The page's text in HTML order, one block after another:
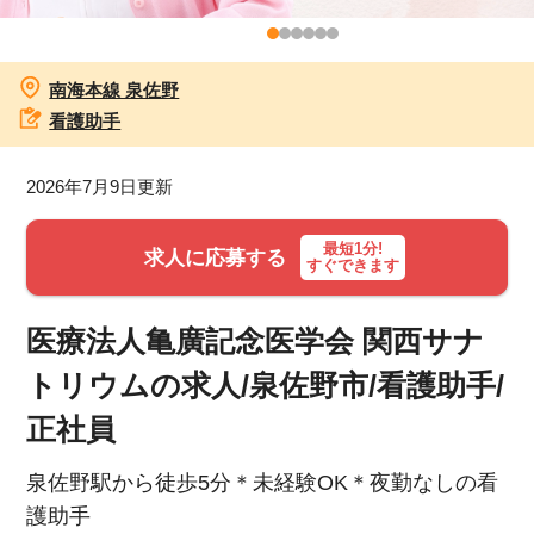
医療事務求人ドットコムとは
就職サポート
人材をお探しの医療機関・企業様
運営会社
南海本線 泉佐野
看護助手
2026年7月9日更新
求人に応募する
最短1分!
すぐできます
医療法人亀廣記念医学会 関西サナ
トリウムの求人/泉佐野市/看護助手/
正社員
泉佐野駅から徒歩5分＊未経験OK＊夜勤なしの看
護助手